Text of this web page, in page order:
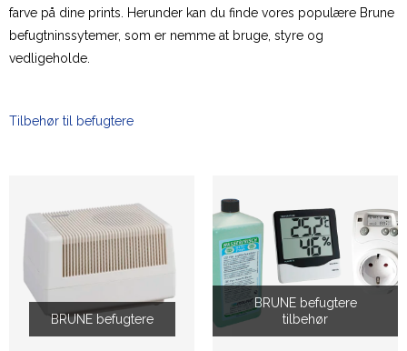
farve på dine prints. Herunder kan du finde vores populære Brune
befugtninssytemer, som er nemme at bruge, styre og
vedligeholde.
Tilbehør til befugtere
BRUNE befugtere
BRUNE befugtere
tilbehør